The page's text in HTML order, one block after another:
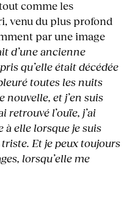
comme les
venu du plus profond
par une image
d’une ancienne
qu’elle était décédée
toutes les nuits
et j’en suis
retrouvé l’ouïe, j’ai
à elle lorsque je suis
Et je peux toujours
lorsqu’elle me